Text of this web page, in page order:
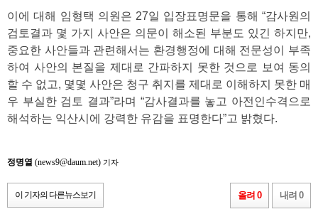
이에 대해 임형택 의원은 27일 입장표명문을 통해 “감사원의
검토결과 몇 가지 사안은 의문이 해소된 부분도 있긴 하지만,
중요한 사안들과 관련해서는 환경행정에 대해 전문성이 부족
하여 사안의 본질을 제대로 간파하지 못한 것으로 보여 동의
할 수 없고, 몇몇 사안은 청구 취지를 제대로 이해하지 못한 매
우 부실한 검토 결과”라며 “감사결과를 놓고 아전인수격으로
해석하는 익산시에 강력한 유감을 표명한다”고 밝혔다.
정명열 (news9@daum.net) 기자
이 기자의 다른뉴스보기 올려 0 내려 0